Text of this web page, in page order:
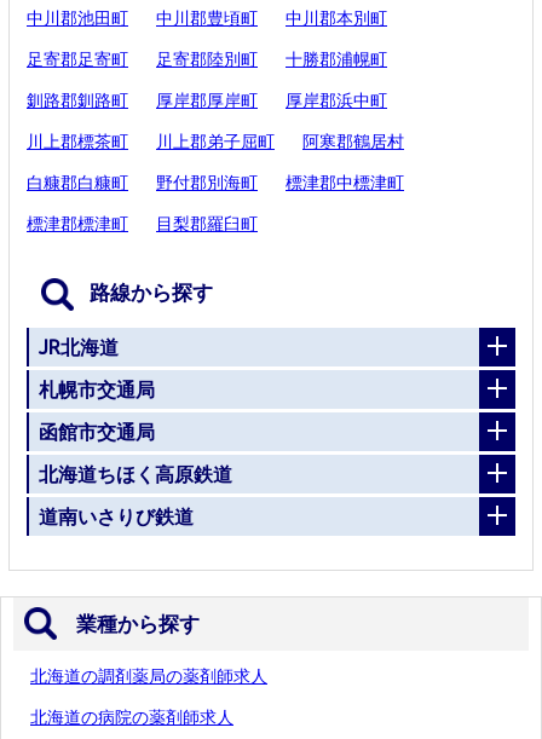
中川郡池田町 中川郡豊頃町 中川郡本別町
足寄郡足寄町 足寄郡陸別町 十勝郡浦幌町
釧路郡釧路町 厚岸郡厚岸町 厚岸郡浜中町
川上郡標茶町 川上郡弟子屈町 阿寒郡鶴居村
白糠郡白糠町 野付郡別海町 標津郡中標津町
標津郡標津町 目梨郡羅臼町
路線から探す
JR北海道
札幌市交通局
函館市交通局
北海道ちほく高原鉄道
道南いさりび鉄道
業種から探す
北海道の調剤薬局の薬剤師求人
北海道の病院の薬剤師求人